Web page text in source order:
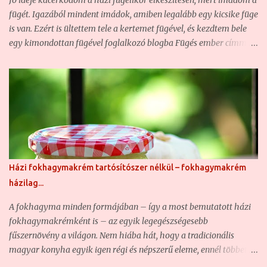
belőle a téli hónapokra, kiváló. Ezért elhatároztuk, hogy 2 kg
kivételével (ezeket frissen történő elfogyasztásra szántuk) az
egészből h...
fügét. Igazából mindent imádok, amiben legalább egy kicsike füge
is van. Ezért is ültettem tele a kertemet fügével, és kezdtem bele
egy kimondottan fügével foglalkozó blogba Fügés ember címmel.
elterjedt jelenség, mint a házikertekben, ezért nagyon nehéz jó
fügés recepteket fellelni magyar háziasszonyok tollából. A
magyar weben keringő fügelikőrök is nagyjából mind ugyanazok.
Végy egy kis vodkát vagy pálinkát, dobálj bele fügét, önts bele
cukrot, hagyd állni, szűrd le, aztán kész is. A merészebbek talán
már fahéjat, vagy netán vaníliát is tesznek bele... Aki rendszeres
olvasója a feleségemmel közösen vezetett blogunknak, az viszont
jól tudja, hogy én ennél ínyencebb vagyok. Szeretem a finom
ízeket, az illatos fűszereket, és a különleges, de ugyanakkor jól
eltalált recepteket. Hajlandó vagyok kísérletezni is, így sokszor
itt-o...
Házi fokhagymakrém tartósítószer nélkül – fokhagymakrém
házilag...
A fokhagyma minden formájában – így a most bemutatott házi
fokhagymakrémként is – az egyik legegészségesebb
fűszernövény a világon. Nem hiába hát, hogy a tradicionális
magyar konyha egyik igen régi és népszerű eleme, ennél többet